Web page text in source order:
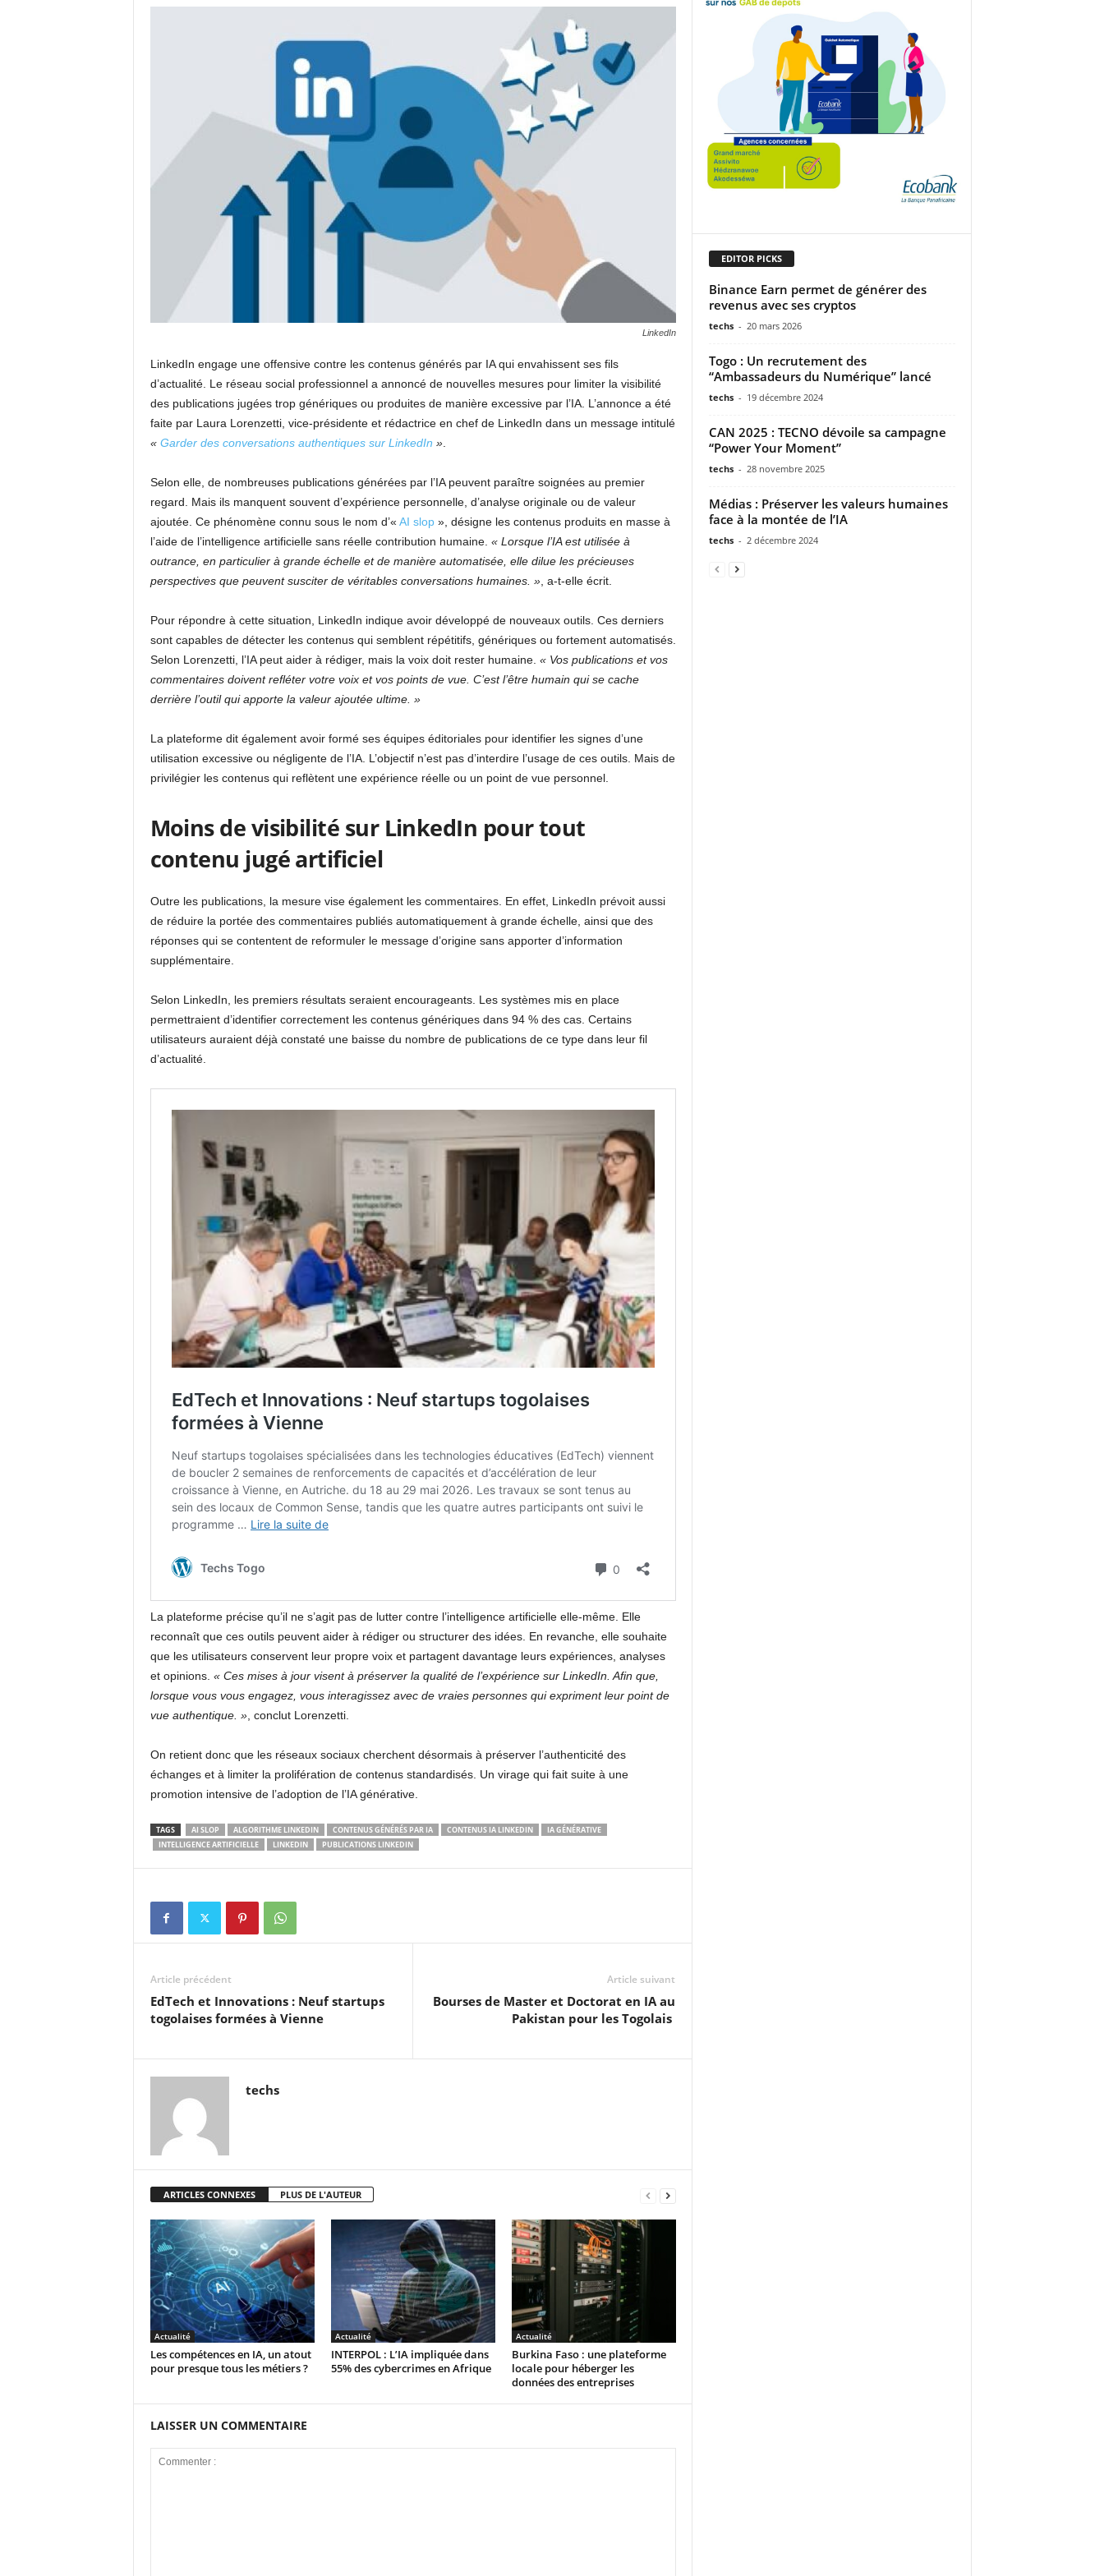
LinkedIn
LinkedIn engage une offensive contre les contenus générés par IA qui envahissent ses fils
d’actualité. Le réseau social professionnel a annoncé de nouvelles mesures pour limiter la visibilité
des publications jugées trop génériques ou produites de manière excessive par l’IA. L’annonce a été
faite par Laura Lorenzetti, vice-présidente et rédactrice en chef de LinkedIn dans un message intitulé
« Garder des conversations authentiques sur LinkedIn ».
Selon elle, de nombreuses publications générées par l’IA peuvent paraître soignées au premier
regard. Mais ils manquent souvent d’expérience personnelle, d’analyse originale ou de valeur
ajoutée. Ce phénomène connu sous le nom d’« AI slop», désigne les contenus produits en masse à
l’aide de l’intelligence artificielle sans réelle contribution humaine. « Lorsque l’IA est utilisée à
outrance, en particulier à grande échelle et de manière automatisée, elle dilue les précieuses
perspectives que peuvent susciter de véritables conversations humaines. », a-t-elle écrit.
Pour répondre à cette situation, LinkedIn indique avoir développé de nouveaux outils. Ces derniers
sont capables de détecter les contenus qui semblent répétitifs, génériques ou fortement automatisés.
Selon Lorenzetti, l’IA peut aider à rédiger, mais la voix doit rester humaine. « Vos publications et vos
commentaires doivent refléter votre voix et vos points de vue. C’est l’être humain qui se cache
derrière l’outil qui apporte la valeur ajoutée ultime. »
La plateforme dit également avoir formé ses équipes éditoriales pour identifier les signes d’une
utilisation excessive ou négligente de l’IA. L’objectif n’est pas d’interdire l’usage de ces outils. Mais de
privilégier les contenus qui reflètent une expérience réelle ou un point de vue personnel.
Moins de visibilité sur LinkedIn pour tout
contenu jugé artificiel
Outre les publications, la mesure vise également les commentaires. En effet, LinkedIn prévoit aussi
de réduire la portée des commentaires publiés automatiquement à grande échelle, ainsi que des
réponses qui se contentent de reformuler le message d’origine sans apporter d’information
supplémentaire.
Selon LinkedIn, les premiers résultats seraient encourageants. Les systèmes mis en place
permettraient d’identifier correctement les contenus génériques dans 94 % des cas. Certains
utilisateurs auraient déjà constaté une baisse du nombre de publications de ce type dans leur fil
d’actualité.
La plateforme précise qu’il ne s’agit pas de lutter contre l’intelligence artificielle elle-même. Elle
reconnaît que ces outils peuvent aider à rédiger ou structurer des idées. En revanche, elle souhaite
que les utilisateurs conservent leur propre voix et partagent davantage leurs expériences, analyses
et opinions. « Ces mises à jour visent à préserver la qualité de l’expérience sur LinkedIn. Afin que,
lorsque vous vous engagez, vous interagissez avec de vraies personnes qui expriment leur point de
vue authentique. », conclut Lorenzetti.
On retient donc que les réseaux sociaux cherchent désormais à préserver l’authenticité des
échanges et à limiter la prolifération de contenus standardisés. Un virage qui fait suite à une
promotion intensive de l’adoption de l’IA générative.
TAGS AI SLOP ALGORITHME LINKEDIN CONTENUS GÉNÉRÉS PAR IA CONTENUS IA LINKEDIN
IA GÉNÉRATIVE
INTELLIGENCE ARTIFICIELLE
LINKEDIN PUBLICATIONS LINKEDIN
Article précédent
EdTech et Innovations : Neuf startups
togolaises formées à Vienne
Article suivant
Bourses de Master et Doctorat en IA au
Pakistan pour les Togolais
techs
ARTICLES CONNEXES PLUS DE L'AUTEUR
Actualité
Les compétences en IA, un atout
pour presque tous les métiers ?
Actualité
INTERPOL : L’IA impliquée dans
55% des cybercrimes en Afrique
Actualité
Burkina Faso : une plateforme
locale pour héberger les
données des entreprises
LAISSER UN COMMENTAIRE
EDITOR PICKS
Binance Earn permet de générer des
revenus avec ses cryptos
techs - 20 mars 2026
Togo : Un recrutement des
“Ambassadeurs du Numérique” lancé
techs - 19 décembre 2024
CAN 2025 : TECNO dévoile sa campagne
“Power Your Moment”
techs - 28 novembre 2025
Médias : Préserver les valeurs humaines
face à la montée de l’IA
techs - 2 décembre 2024